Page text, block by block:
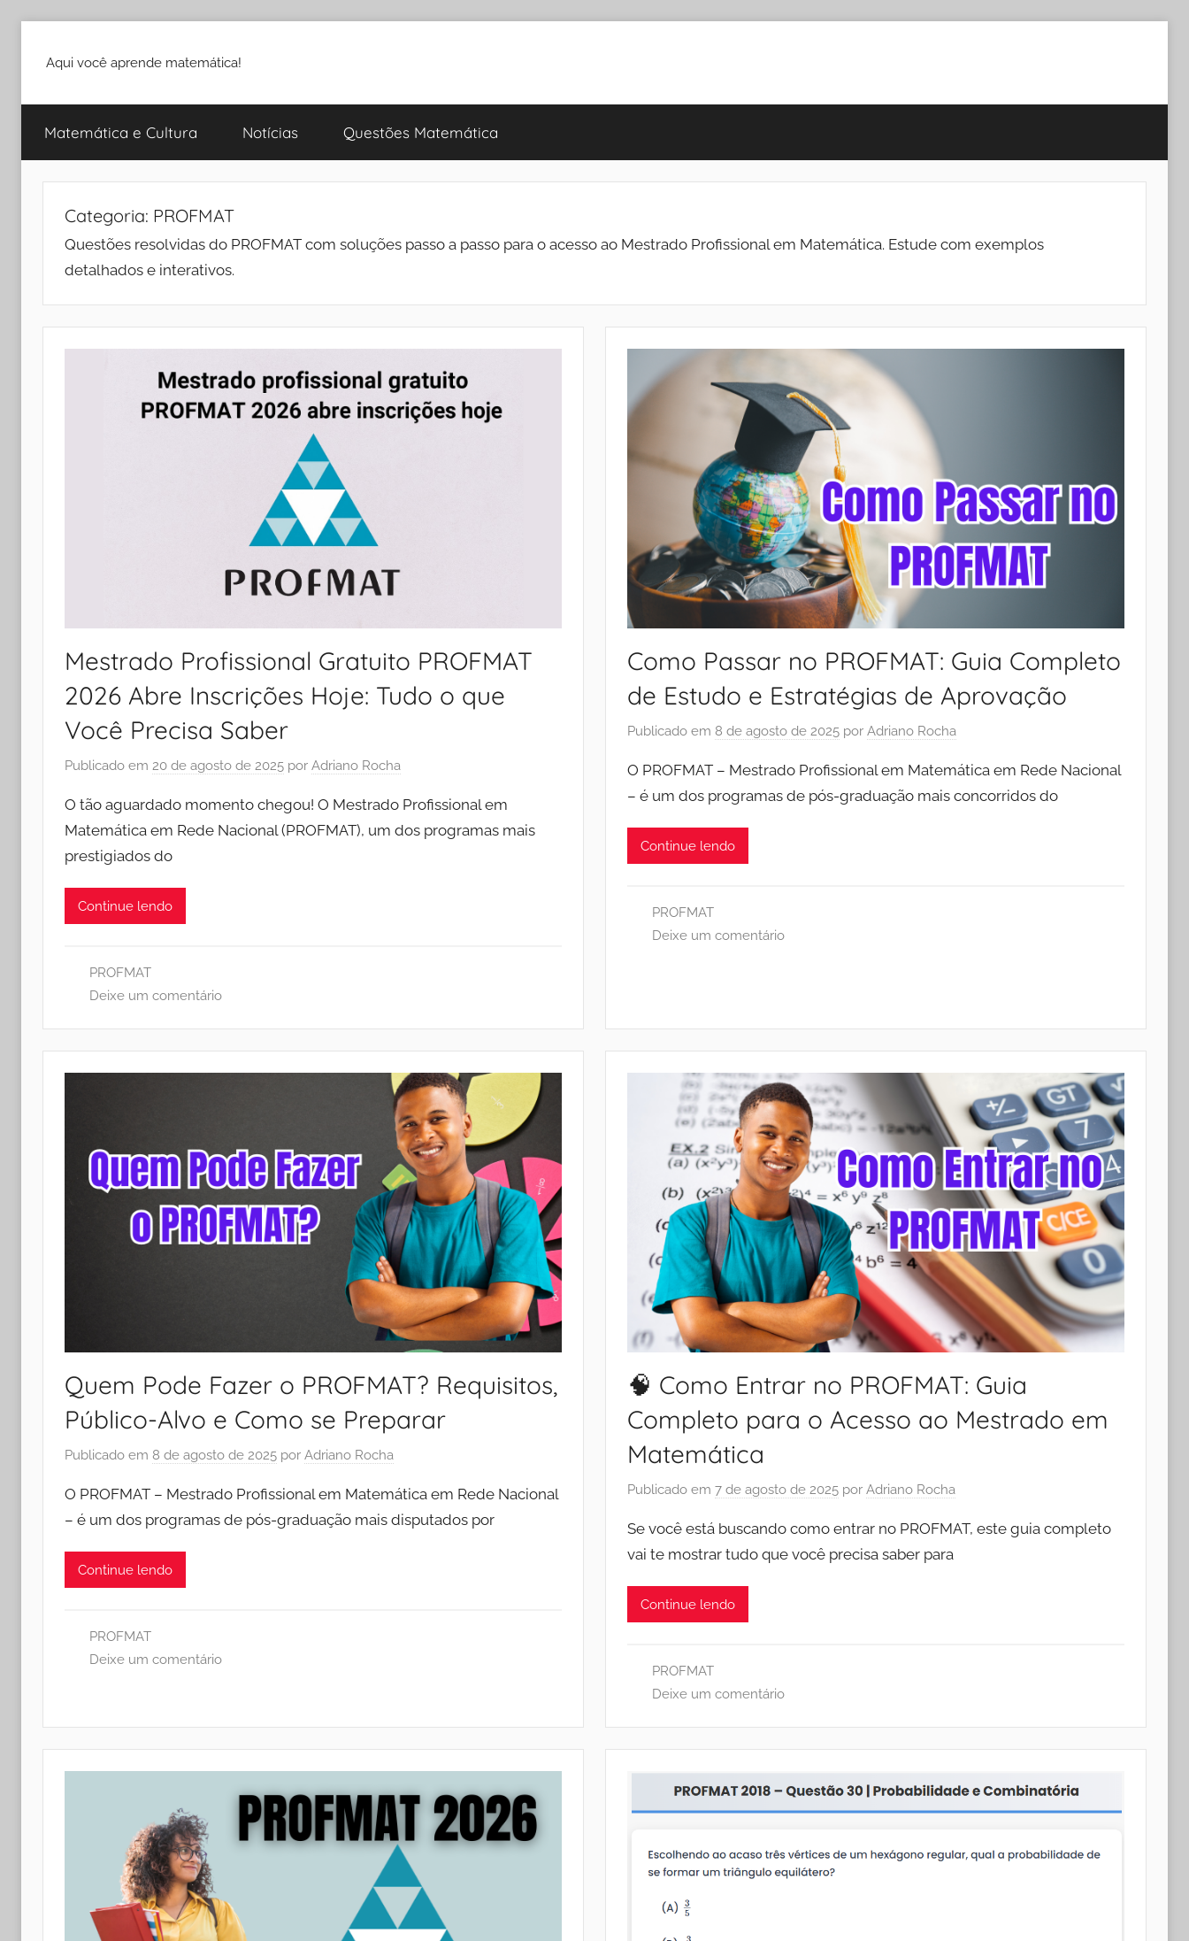
para
conteúdo
Aqui você aprende matemática!
Matemática e Cultura Notícias Questões Matemática
Categoria: PROFMAT
Questões resolvidas do PROFMAT com soluções passo a passo para o acesso ao Mestrado Profissional em Matemática. Estude com exemplos
detalhados e interativos.
Mestrado Profissional Gratuito PROFMAT
2026 Abre Inscrições Hoje: Tudo o que
Você Precisa Saber
Publicado em 20 de agosto de 2025 por Adriano Rocha
O tão aguardado momento chegou! O Mestrado Profissional em
Matemática em Rede Nacional (PROFMAT), um dos programas mais
prestigiados do
Continue lendo
PROFMAT
Deixe um comentário
Como Passar no PROFMAT: Guia Completo
de Estudo e Estratégias de Aprovação
Publicado em 8 de agosto de 2025 por Adriano Rocha
O PROFMAT – Mestrado Profissional em Matemática em Rede Nacional
– é um dos programas de pós-graduação mais concorridos do
Continue lendo
PROFMAT
Deixe um comentário
Quem Pode Fazer o PROFMAT? Requisitos,
Público-Alvo e Como se Preparar
Publicado em 8 de agosto de 2025 por Adriano Rocha
O PROFMAT – Mestrado Profissional em Matemática em Rede Nacional
– é um dos programas de pós-graduação mais disputados por
Continue lendo
PROFMAT
Deixe um comentário
🧠 Como Entrar no PROFMAT: Guia
Completo para o Acesso ao Mestrado em
Matemática
Publicado em 7 de agosto de 2025 por Adriano Rocha
Se você está buscando como entrar no PROFMAT, este guia completo
vai te mostrar tudo que você precisa saber para
Continue lendo
PROFMAT
Deixe um comentário